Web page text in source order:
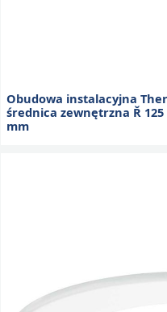
Obudowa instalacyjna
średnica zewnętrzna Ř
mm